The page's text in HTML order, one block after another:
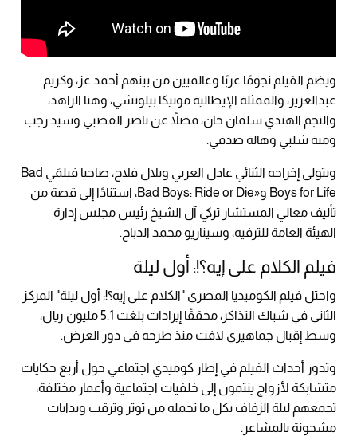
ويضم الفيلم نجومًا عربًا وعالميين من بينهم أحمد عز، وكريم
عبدالعزيز، والممثلة الإيطالية مونيكا بيلوتشي، وهنا الزاهد،
والنجم الهندي سلمان خان، فضلاً عن ناصر القصبي وسيد رجب
ومنة شلبي وهالة صدقي.
ويتولى إخراجه الثنائي عادل العربي وبلال فلاح، صاحبا فيلمَي Bad
Boys for Life و«Bad Boys: Ride or Die، استنادًا إلى قصة من
تأليف معالي المستشار تركي آل الشيخ رئيس مجلس إدارة
الهيئة العامة للترفيه، وسيناريو محمد الدباح.
فيلم الكلام على إيه؟!: أول ليلة
واحتل فيلم الكوميديا المصري "الكلام على إيه؟!: أول ليلة" المركز
الثاني في شباك التذاكر، محققًا إيرادات بلغت 5.1 مليون ريال،
وسط إقبال جماهيري لافت منذ طرحه في دور العرض.
وتدور أحداث الفيلم في إطار كوميدي اجتماعي حول أربع حكايات
متشابكة لأزواج ينتمون إلى خلفيات اجتماعية وأعمار مختلفة،
تجمعهم ليلة الزفاف بكل ما تحمله من توتر وترقب وبدايات
مشحونة بالمشاعر.